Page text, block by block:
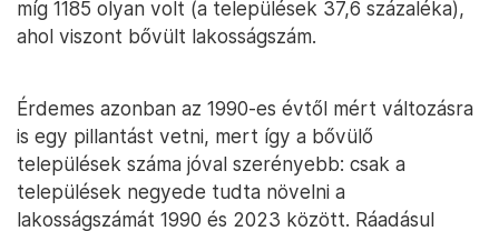
míg 1185 olyan volt (a települések 37,6 százaléka),
ahol viszont bővült lakosságszám.
Érdemes azonban az 1990-es évtől mért változásra
is egy pillantást vetni, mert így a bővülő
települések száma jóval szerényebb: csak a
települések negyede tudta növelni a
lakosságszámát 1990 és 2023 között. Ráadásul